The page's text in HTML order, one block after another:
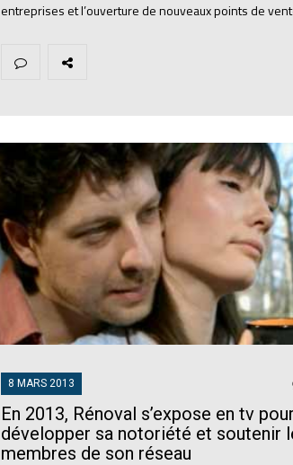
entreprises et l’ouverture de nouveaux points de
8 MARS 2013
En 2013, Rénoval s’expose en tv
développer sa notoriété et soutenir
membres de son réseau